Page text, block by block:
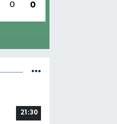
0 0
21:30